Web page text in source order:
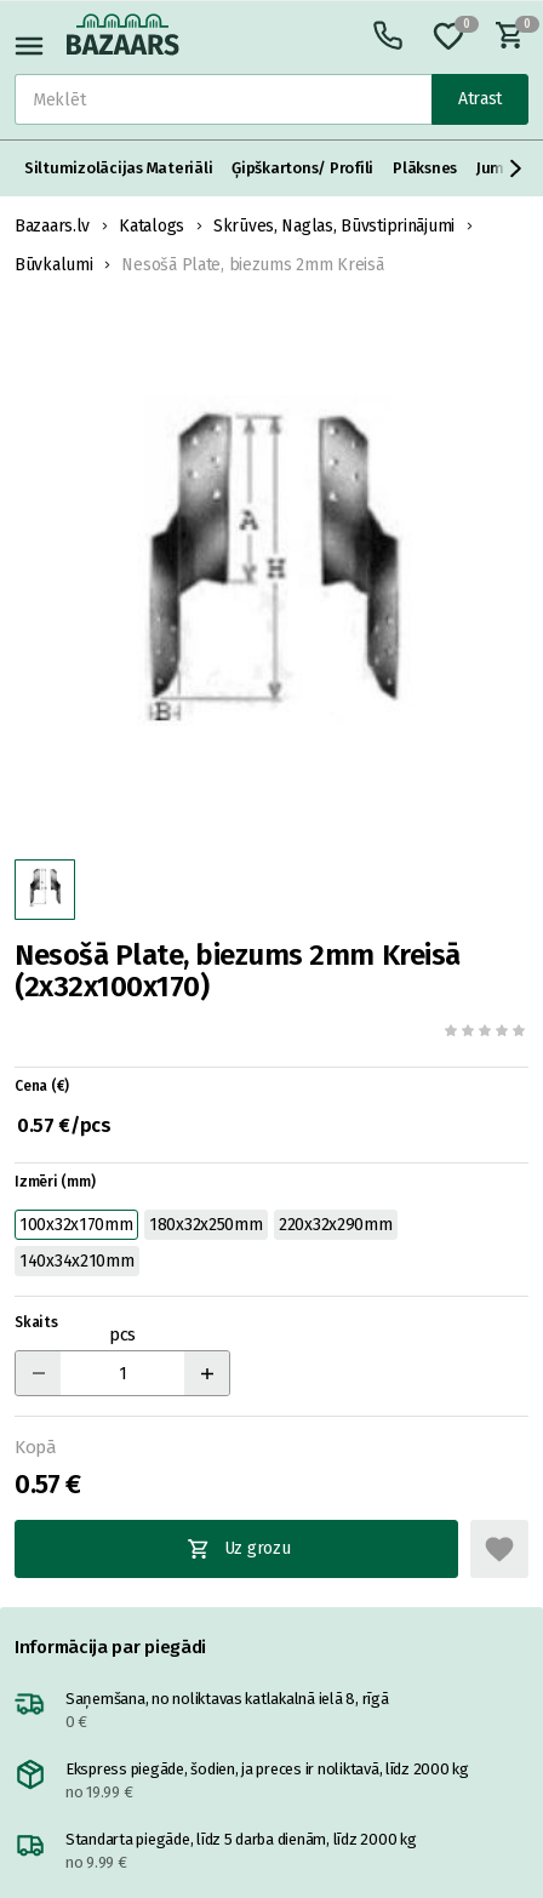
Atrast
0 0
Siltumizolācijas Materiāli Ģipškartons/ Profili Plāksnes Jumta
Bazaars.lv Katalogs
Skrūves, Naglas, Būvstiprinājumi
Būvkalumi
Nesošā Plate, biezums 2mm Kreisā
Nesošā Plate, biezums 2mm Kreisā
(2x32x100x170)
Cena (€)
0.57 €/pcs
Izmēri (mm)
100x32x170mm 180x32x250mm
220x32x290mm
140x34x210mm
Skaits
pcs
Kopā
0.57 €
Uz grozu
Informācija par piegādi
Saņemšana, no noliktavas katlakalnā ielā 8, rīgā
0 €
Ekspress piegāde, šodien, ja preces ir noliktavā, līdz 2000 kg
no 19.99 €
Standarta piegāde, līdz 5 darba dienām, līdz 2000 kg
no 9.99 €